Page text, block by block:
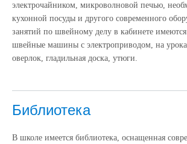
электрочайником, микроволновой печью,
кухонной посуды и другого современного
занятий по швейному делу в кабинете
швейные машины с электроприводом, на
оверлок, гладильная доска, утюги.
Библиотека
В школе имеется библиотека, оснащенная